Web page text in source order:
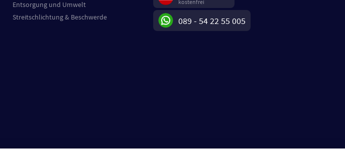
Entsorgung und Umwelt
Streitschlichtung & Beschwerde
kostenfrei
089 - 54 22 55 005